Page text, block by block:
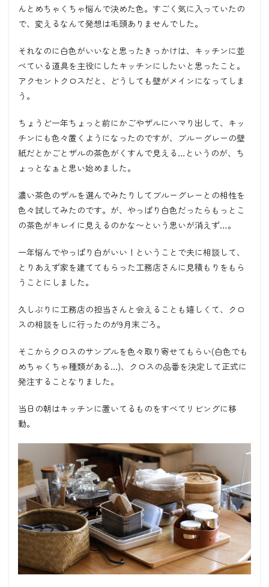
んとめちゃくちゃ悩んで決めた色。すごく気に入っていたの
で、変えるなんて発想は毛頭ありませんでした。
それなのに白色がいいなと思ったきっかけは、キッチンに並
べている道具を主役にしたキッチンにしたいと思ったこと。
アクセントクロスだと、どうしても壁がメインになってしま
う。
ちょうど一年ちょっと前にかごやザルにハマり出して、キッ
チンにも色々置くようになったのですが、ブルーグレーの壁
紙だとかごとザルの茶色がくすんで見える … というのが、ち
ょっとなぁと思い始めました。
濃い茶色のザルを選んでみたりしてブルーグレーとの相性を
色々試してみたのです。が、やっぱり白色だったらもっとこ
の茶色がキレイに見えるのかな〜という思いが消えず…。
一年悩んでやっぱり白がいい！ということで夫に相談して、
とりあえず家を建ててもらった工務店さんに見積もりをもら
うことにしました。
久しぶりに工務店の担当さんと会えることも嬉しくて、クロ
スの相談をしに行ったのが9 月末ごろ。
そこからクロスのサンプルを色々取り寄せてもらい(白色でも
めちゃくちゃ種類がある …)、クロスの品番を決定して正式に
発注することなりました。
当日の朝はキッチンに置いてるものをすべてリビングに移
動。